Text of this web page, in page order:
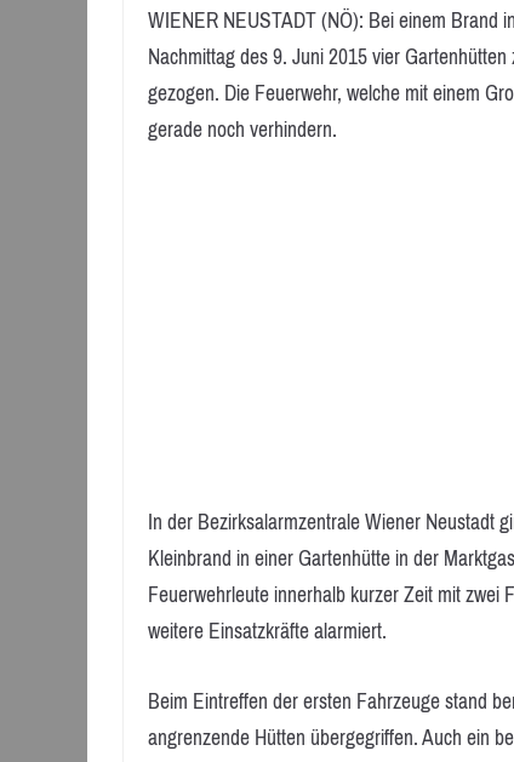
WIENER NEUSTADT (NÖ): Bei einem Brand
Nachmittag des 9. Juni 2015 vier
gezogen. Die Feuerwehr, welche mit einem
gerade noch verhindern.
In der Bezirksalarmzentrale Wiener Neustadt
Kleinbrand in einer Gartenhütte in der
Feuerwehrleute innerhalb kurzer Zeit mit
weitere Einsatzkräfte alarmiert.
Beim Eintreffen der ersten Fahrzeuge stand
angrenzende Hütten übergegriffen. Auch ein